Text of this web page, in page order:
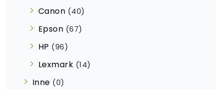
Canon (40)
Epson (67)
HP (96)
Lexmark (14)
Inne (0)